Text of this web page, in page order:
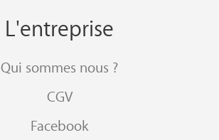
L'entreprise
Qui sommes nous ?
CGV
Facebook